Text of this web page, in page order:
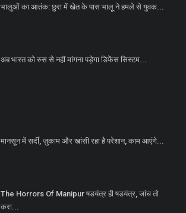
भालुओं का आतंक: छुरा में खेत के पास भालू ने हमले से युवक...
अब भारत को रुस से नहीं मांगना पड़ेगा डिफेंस सिस्टम...
मानसून में सर्दी, ज़ुकाम और खांसी रहा है परेशान, काम आएंगे...
The Horrors Of Manipur षडयंत्र ही षडयंत्र, जांच तो
करा...